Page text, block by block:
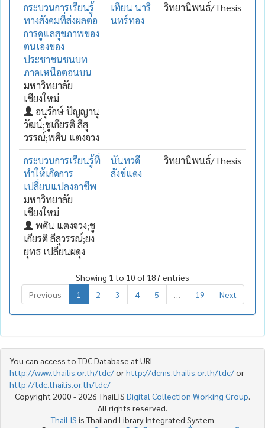
กระบวนการเรียนรู้
ทางสังคมที่ส่งผลต่อ
การดูแลสุขภาพของ
ตนเองของ
ประชาชนชนบท
ภาคเหนือตอนบน
มหาวิทยาลัย
เชียงใหม่
อนุรักษ์ ปัญญานุ
วัฒน์;ชูเกียรติ สีสุ
วรรณ์;พศิน แตงจวง
เทียน นาริ
นทร์ทอง
วิทยานิพนธ์/Thesis
กระบวนการเรียนรู้ที่
ทำให้เกิดการ
เปลี่ยนแปลงอาชีพ
มหาวิทยาลัย
เชียงใหม่
พศิน แตงจวง;ชู
เกียรติ ลีสุวรรณ์;ยง
ยุทธ เปลี่ยนผดุง
นันทวดี
สังข์แดง
วิทยานิพนธ์/Thesis
Showing 1 to 10 of 187 entries
Previous
1 2 3 4 5 19 Next
You can access to TDC Database at URL
http://www.thailis.or.th/tdc/orhttp://dcms.thailis.or.th/tdc/or
http://tdc.thailis.or.th/tdc/
Copyright 2000 - 2026 ThaiLIS Digital Collection Working Group
All rights reserved.
ThaiLIS is Thailand Library Integrated System